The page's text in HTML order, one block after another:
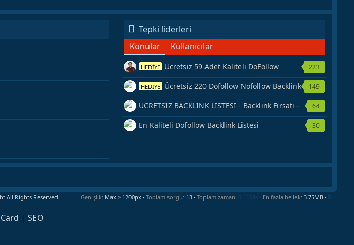
Tepki liderleri
Konular
Kullanıcılar
HEDİYE Ücretsiz 59 Adet Kaliteli DoFollow
Backlink Kaynağı Veriyorum.
223
HEDİYE Ücretsiz 220 Dofollow Nofollow Backlink
Veriyorum
149
ÜCRETSİZ BACKLİNK LİSTESİ - Backlink Fırsatı -
Hemen Yetiş!
64
En Kaliteli Dofollow Backlink Listesi 30
All Rights Reserved. Genişlik Toplam sorgu 13 Toplam zaman 0.1108s En fazla bellek 3.75MB
| SEO